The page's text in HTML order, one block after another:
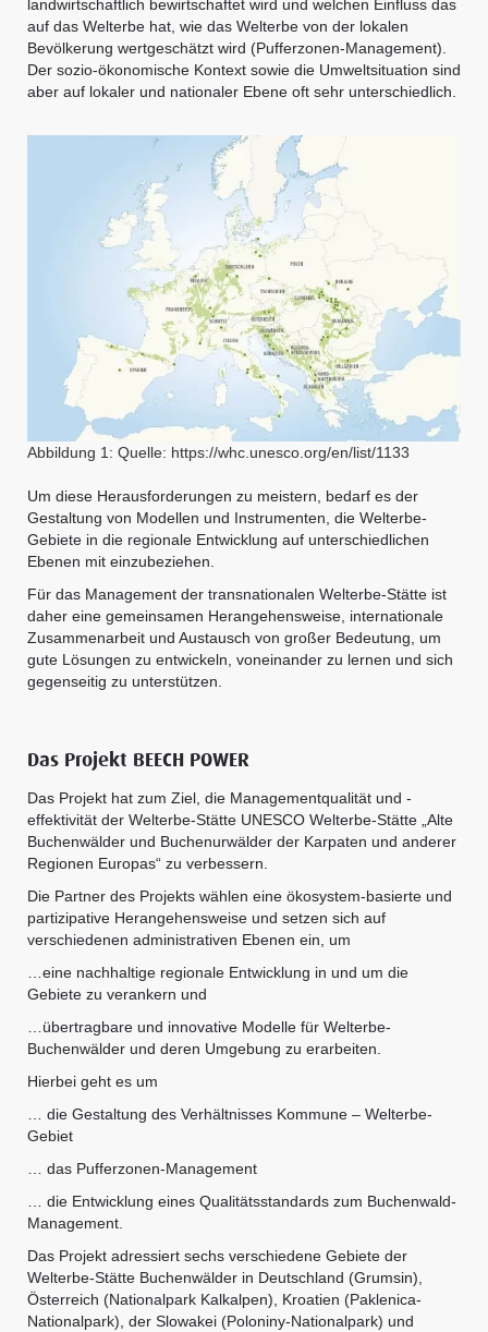
landwirtschaftlich bewirtschaftet wird und welchen Einfluss das
auf das Welterbe hat, wie das Welterbe von der lokalen
Bevölkerung wertgeschätzt wird (Pufferzonen-Management).
Der sozio-ökonomische Kontext sowie die Umweltsituation sind
aber auf lokaler und nationaler Ebene oft sehr unterschiedlich.
Abbildung 1: Quelle: https://whc.unesco.org/en/list/1133
Um diese Herausforderungen zu meistern, bedarf es der
Gestaltung von Modellen und Instrumenten, die Welterbe-
Gebiete in die regionale Entwicklung auf unterschiedlichen
Ebenen mit einzubeziehen.
Für das Management der transnationalen Welterbe-Stätte ist
daher eine gemeinsamen Herangehensweise, internationale
Zusammenarbeit und Austausch von großer Bedeutung, um
gute Lösungen zu entwickeln, voneinander zu lernen und sich
gegenseitig zu unterstützen.
Das Projekt BEECH POWER
Das Projekt hat zum Ziel, die Managementqualität und -
effektivität der Welterbe-Stätte UNESCO Welterbe-Stätte „Alte
Buchenwälder und Buchenurwälder der Karpaten und anderer
Regionen Europas“ zu verbessern.
Die Partner des Projekts wählen eine ökosystem-basierte und
partizipative Herangehensweise und setzen sich auf
verschiedenen administrativen Ebenen ein, um
…eine nachhaltige regionale Entwicklung in und um die
Gebiete zu verankern und
…übertragbare und innovative Modelle für Welterbe-
Buchenwälder und deren Umgebung zu erarbeiten.
Hierbei geht es um
… die Gestaltung des Verhältnisses Kommune – Welterbe-
Gebiet
… das Pufferzonen-Management
… die Entwicklung eines Qualitätsstandards zum Buchenwald-
Management.
Das Projekt adressiert sechs verschiedene Gebiete der
Welterbe-Stätte Buchenwälder in Deutschland (Grumsin),
Österreich (Nationalpark Kalkalpen), Kroatien (Paklenica-
Nationalpark), der Slowakei (Poloniny-Nationalpark) und